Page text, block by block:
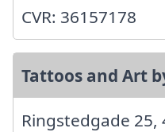
CVR: 36157178
Tattoos and Art
Ringstedgade 25,